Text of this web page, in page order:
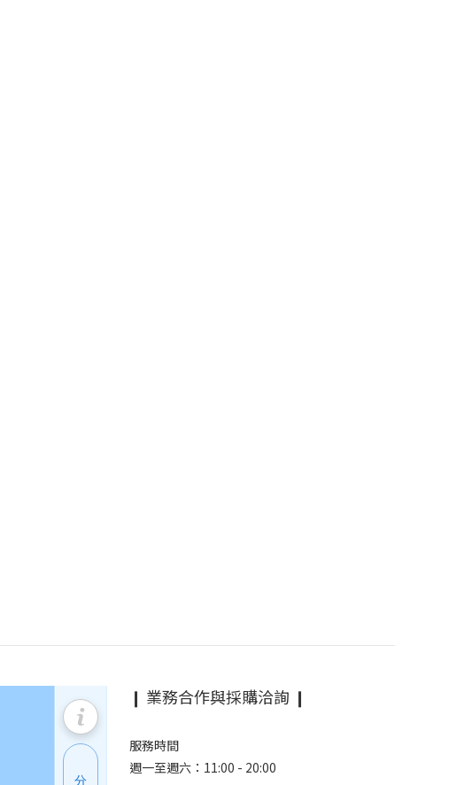
❙ 業務合作與採購洽詢 ❙
服務時間
週一至週六：11:00 - 20:00